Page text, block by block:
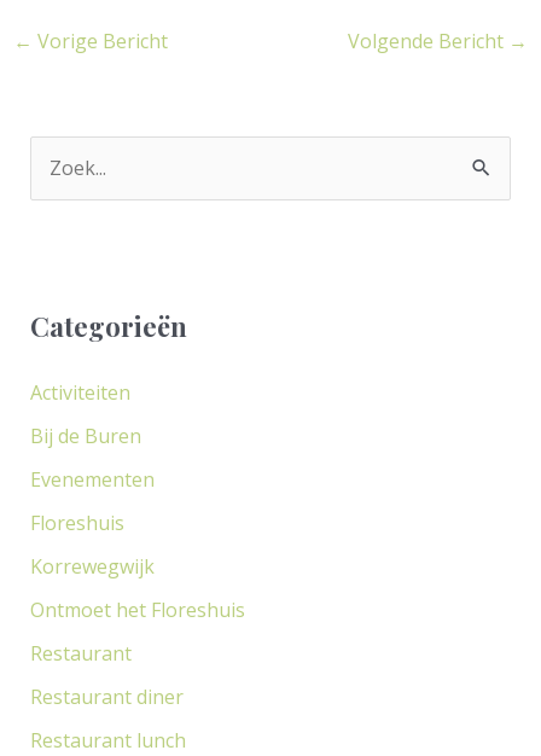
← Vorige Bericht Volgende Bericht →
n
a
r
:
Categorieën
Activiteiten
Bij de Buren
Evenementen
Floreshuis
Korrewegwijk
Ontmoet het Floreshuis
Restaurant
Restaurant diner
Restaurant lunch